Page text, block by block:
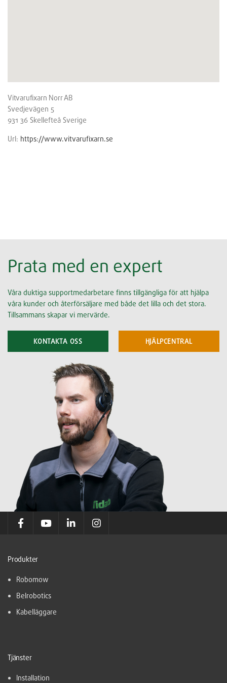
Vitvarufixarn Norr AB
Svedjevägen 5
931 36 Skellefteå Sverige
Url: https://www.vitvarufixarn.se
Prata med en expert
Våra duktiga supportmedarbetare finns tillgängliga för att hjälpa
våra kunder och återförsäljare med både det lilla och det stora.
Tillsammans skapar vi mervärde.
KONTAKTA OSS HJÄLPCENTRAL
Produkter
Robomow
Belrobotics
Kabelläggare
Tjänster
Installation